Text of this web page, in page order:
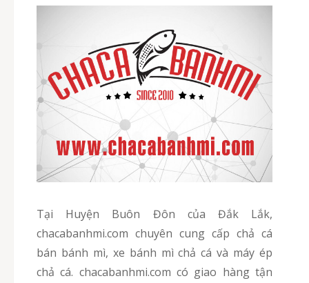
Tại Huyện Buôn Đôn của Đắk Lắk,
chacabanhmi.com chuyên cung cấp chả cá
bán bánh mì, xe bánh mì chả cá và máy ép
chả cá. chacabanhmi.com có giao hàng tận